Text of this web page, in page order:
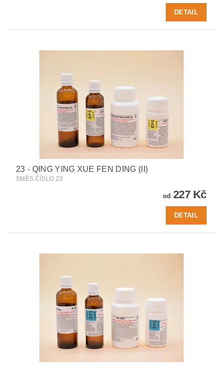
DETAIL
23 - QING YING XUE FEN DING (II)
SMĚS ČÍSLO 23
od 227 Kč
DETAIL